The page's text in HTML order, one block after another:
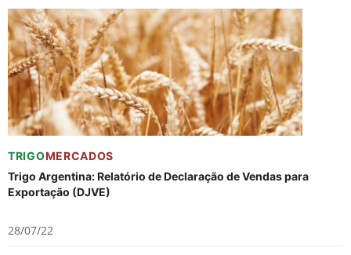
TRIGOMERCADOS
Trigo Argentina: Relatório de Declaração de Vendas para
Exportação (DJVE)
28/07/22